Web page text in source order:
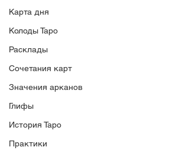
Карта дня
Колоды Таро
Расклады
Сочетания карт
Значения арканов
Глифы
История Таро
Практики